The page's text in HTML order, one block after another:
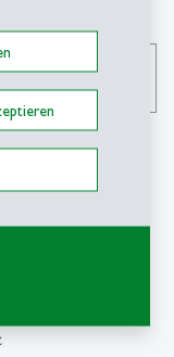
St.Gallen
50